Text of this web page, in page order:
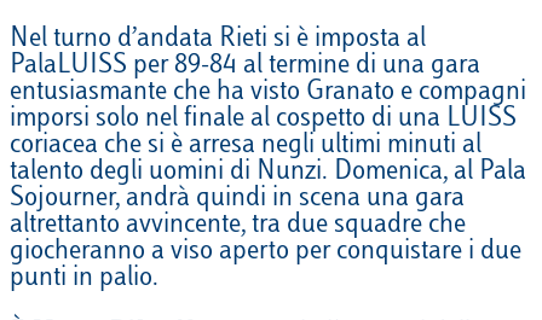
Nel turno d’andata Rieti si è imposta al
PalaLUISS per 89-84 al termine di una gara
entusiasmante che ha visto Granato e compagni
imporsi solo nel finale al cospetto di una LUISS
coriacea che si è arresa negli ultimi minuti al
talento degli uomini di Nunzi. Domenica, al Pala
Sojourner, andrà quindi in scena una gara
altrettanto avvincente, tra due squadre che
giocheranno a viso aperto per conquistare i due
punti in palio.